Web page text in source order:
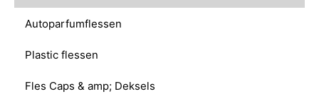
Autoparfumflessen
Plastic flessen
Fles Caps & amp; Deksels